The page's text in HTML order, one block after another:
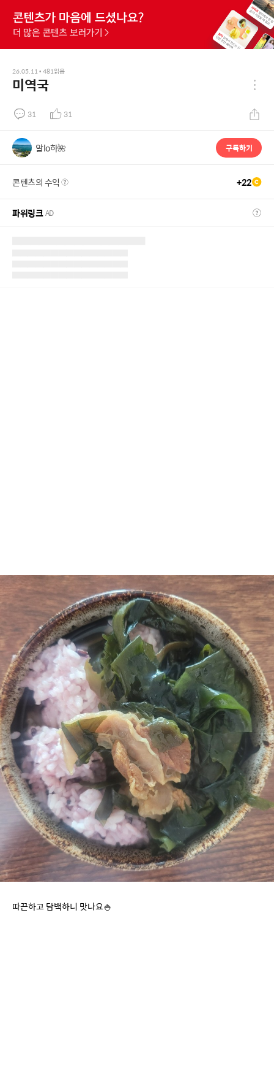
26.05.11• 481읽음
미역국
31 31
알lo하🌺 구독하기
콘텐츠의 수익 +22
파워링크AD
따끈하고 담백하니 맛나요🍚